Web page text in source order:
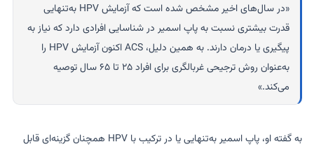
«در سال‌های اخیر مشخص شده است که آزمایش HPV به‌تنهایی
قدرت بیشتری نسبت به پاپ اسمیر در شناسایی افرادی دارد که نیاز به
پیگیری یا درمان دارند. به همین دلیل، ACS اکنون آزمایش HPV را
به‌عنوان روش ترجیحی غربالگری برای افراد ۲۵ تا ۶۵ سال توصیه
می‌کند.»
به گفته او، پاپ اسمیر به‌تنهایی یا در ترکیب با HPV همچنان گزینه‌ای قابل